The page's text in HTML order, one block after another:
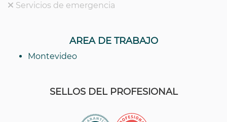
Servicios de emergencia
AREA DE TRABAJO
Montevideo
SELLOS DEL PROFESIONAL